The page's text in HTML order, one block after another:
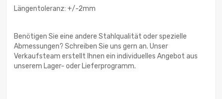
Längentoleranz: +/-2mm
Benötigen Sie eine andere Stahlqualität oder spezielle
Abmessungen? Schreiben Sie uns gern an. Unser
Verkaufsteam erstellt Ihnen ein individuelles Angebot aus
unserem Lager- oder Lieferprogramm.